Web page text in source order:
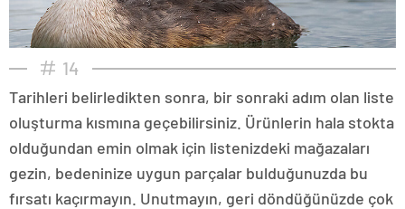
14
Tarihleri belirledikten sonra, bir sonraki adım olan liste
oluşturma kısmına geçebilirsiniz. Ürünlerin hala stokta
olduğundan emin olmak için listenizdeki mağazaları
gezin, bedeninize uygun parçalar bulduğunuzda bu
fırsatı kaçırmayın. Unutmayın, geri döndüğünüzde çok